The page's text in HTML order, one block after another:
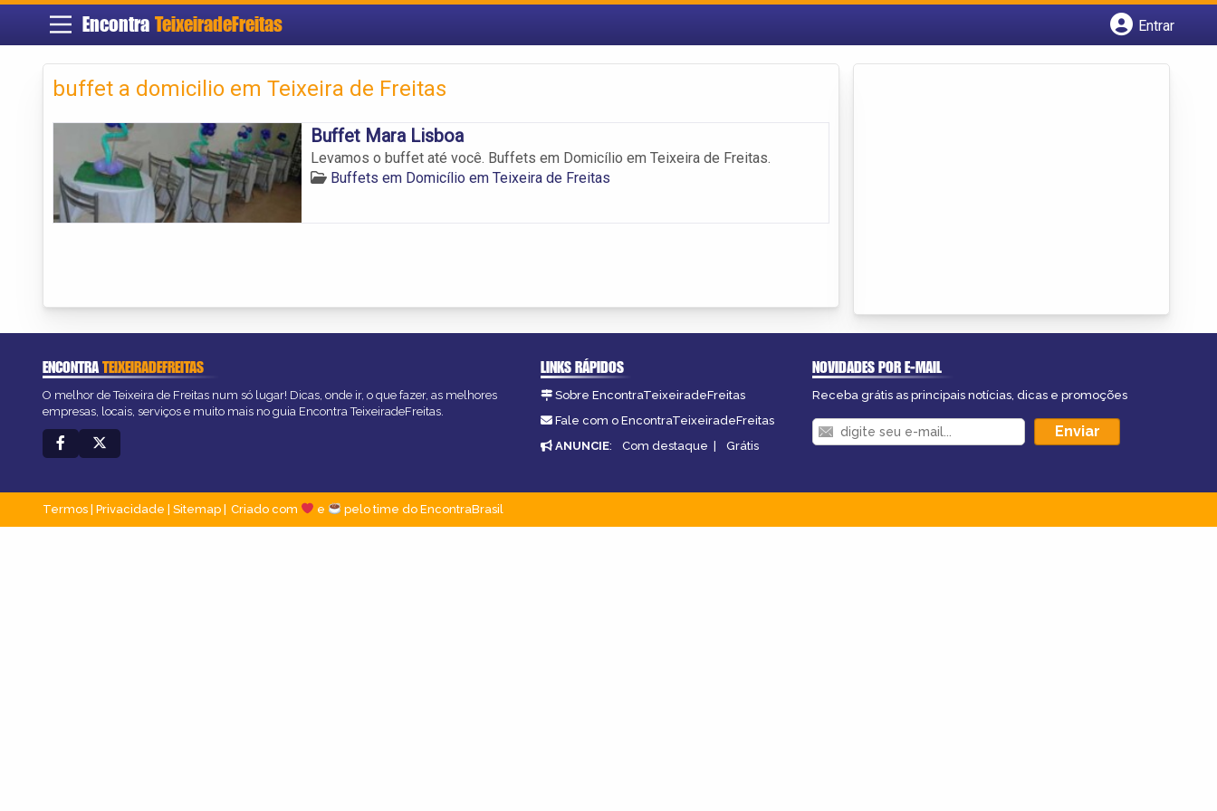
Encontra TeixeiradeFreitas
Entrar
buffet a domicilio em Teixeira de Freitas
Buffet Mara Lisboa
Levamos o buffet até você. Buffets em Domicílio em Teixeira de Freitas.
Buffets em Domicílio em Teixeira de Freitas
ENCONTRATEIXEIRADEFREITAS
O melhor de Teixeira de Freitas num só lugar! Dicas, onde ir, o que fazer, as melhores
empresas, locais, serviços e muito mais no guia Encontra TeixeiradeFreitas.
LINKS RÁPIDOS
Sobre EncontraTeixeiradeFreitas
Fale com o EncontraTeixeiradeFreitas
ANUNCIE: Com destaque | Grátis
NOVIDADES POR E-MAIL
Receba grátis as principais notícias, dicas e promoções
Termos Privacidade Sitemap Criado com e pelo time do EncontraBrasil